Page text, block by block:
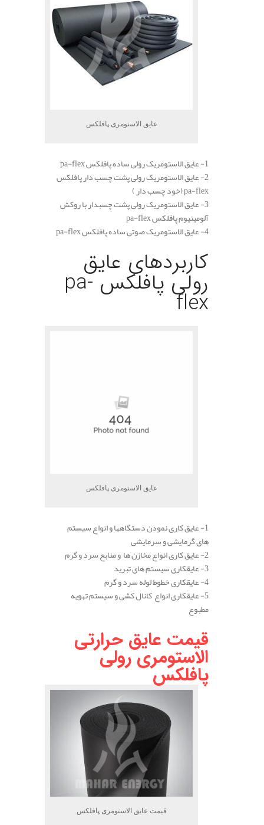
عایق الاستومری پافلکس
1- عایق الاستومریک رولی ساده پافلکس pa-flex
2- عایق الاستومریک رولی پشت چسب دار پافلکس
pa-flex (خود چسب دار )
3- عایق الاستومریک رولی پشت چسبدار با روکش
آلومینیوم پافلکس pa-flex
4- عایق الاستومریک صوتی ساده پافلکس pa-flex
کاربردهای عایق
رولی پافلکس pa-
flex
عایق الاستومری پافلکس
1- عایق کاری نمودن دستگاهها و انواع سیستم
های گرمایشی و سرمایشی
2- عایق کاری انواع مخازن ها و منابع سرد و گرم
3- عایقکاری سیستم های تبرید
4- عایقکاری خطوط لوله سرد و گرم
5- عایقکاری انواع کانال کشی و سیستم تهویه
مطبوع
قیمت عایق حرارتی
الاستومری رولی
پافلکس
قیمت عایق الاستومری پافلکس